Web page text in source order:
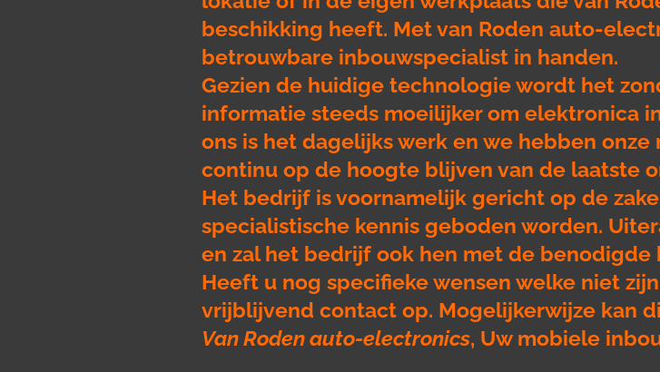
beschikking heeft. Met van Roden auto-
betrouwbare inbouwspecialist in handen.
Gezien de huidige technologie wordt het
informatie steeds moeilijker om elektronica
ons is het dagelijks werk en we hebben
continu op de hoogte blijven van de laatste
Het bedrijf is voornamelijk gericht op de
specialistische kennis geboden worden.
en zal het bedrijf ook hen met de benodigde
Heeft u nog specifieke wensen welke niet
vrijblijvend contact op. Mogelijkerwijze kan
Van Roden auto-electronics, Uw mobiele